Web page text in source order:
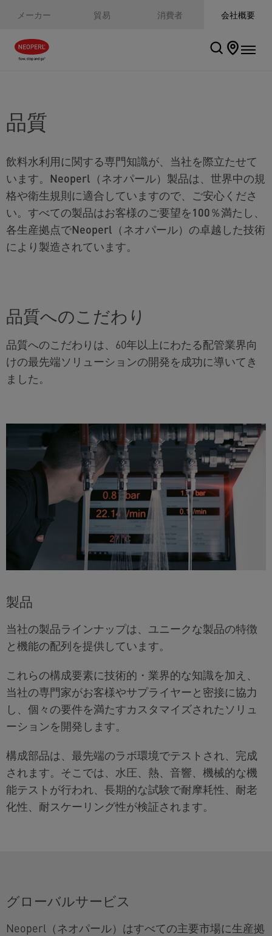
メーカー 貿易 消費者 会社概要
品質
飲料水利用に関する専門知識が、当社を際立たせて
います。Neoperl（ネオパール）製品は、世界中の規
格や衛生規則に適合していますので、ご安心くださ
い。すべての製品はお客様のご要望を100％満たし、
各生産拠点でNeoperl（ネオパール）の卓越した技術
により製造されています。
品質へのこだわり
品質へのこだわりは、60年以上にわたる配管業界向
けの最先端ソリューションの開発を成功に導いてき
ました。
製品
当社の製品ラインナップは、ユニークな製品の特徴
と機能の配列を提供しています。
これらの構成要素に技術的・業界的な知識を加え、
当社の専門家がお客様やサプライヤーと密接に協力
し、個々の要件を満たすカスタマイズされたソリュ
ーションを開発します。
構成部品は、最先端のラボ環境でテストされ、完成
されます。そこでは、水圧、熱、音響、機械的な機
能テストが行われ、長期的な試験で耐摩耗性、耐老
化性、耐スケーリング性が検証されます。
グローバルサービス
Neoperl（ネオパール）はすべての主要市場に生産拠